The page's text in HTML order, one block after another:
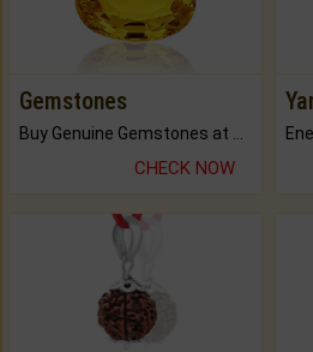
Gemstones
Buy Genuine Gemstones at Best Prices.
CHECK NOW